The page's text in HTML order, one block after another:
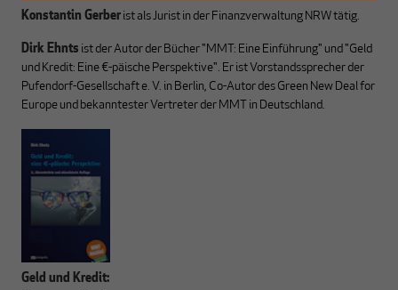
Konstantin Gerber ist als Jurist in der Finanzverwaltung NRW tätig.
Dirk Ehnts ist der Autor der Bücher "MMT: Eine Einführung" und "Geld
und Kredit: Eine €-päische Perspektive". Er ist Vorstandssprecher der
Pufendorf-Gesellschaft e. V. in Berlin, Co-Autor des Green New Deal for
Europe und bekanntester Vertreter der MMT in Deutschland.
Geld und Kredit: